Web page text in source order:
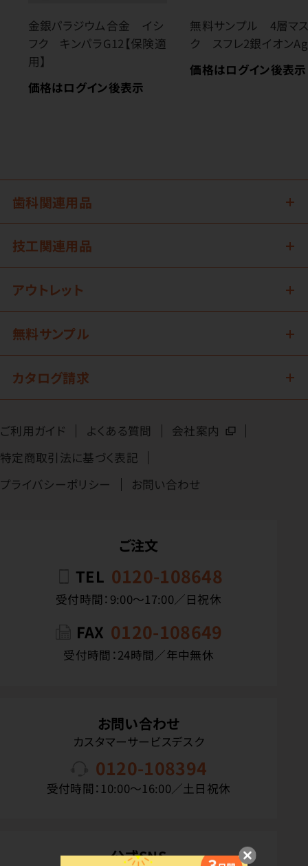
金銀パラジウム合金 イシ
フク キンパラG12【保険適
用】
価格はログイン後表示
無料サンプル 4層マ
ク スフレ2銀イオン
価格はログイン後表示
歯科関連用品
技工関連用品
アウトレット
無料サンプル
カタログ請求
ご利用ガイド よくある質問
会社案内
特定商取引法に基づく表記
プライバシーポリシー
お問い合わせ
ご注文
TEL 0120-108648
受付時間：9:00〜17:00／日祝休
FAX 0120-108649
受付時間：24時間／年中無休
お問い合わせ
カスタマーサービスデスク
0120-108394
受付時間：10:00〜16:00／土日祝休
公式SNS